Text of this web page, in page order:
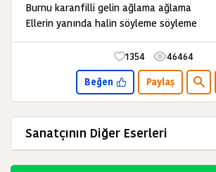
Burnu karanfilli gelin ağlama ağlama
Ellerin yanında halin söyleme söyleme
1354 46464
Beğen Paylaş
Sanatçının Diğer Eserleri